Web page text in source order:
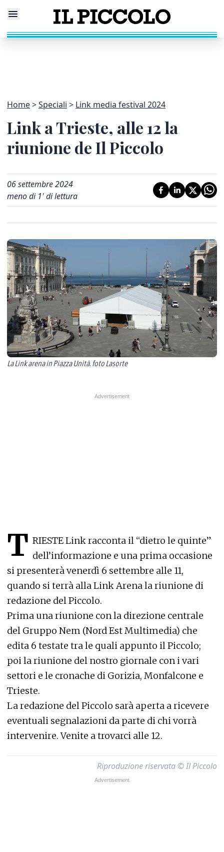
Home Speciali Link media festival 2024
Link a Trieste, alle 12 la
riunione de Il Piccolo
06 settembre 2024
meno di 1' di lettura
La Link arena in Piazza Unità. foto Lasorte
T RIESTELink racconta il “dietro le quinte”
dell’informazione e una prima occasione
si presenterà venerdì 6 settembre alle 11,
quando si terrà alla Link Arena la riunione di
redazione del Piccolo.
Prima una riunione con la direzione centrale
del Gruppo Nem (Nord Est Multimedia) che
edita 6 testate tra le quali appunto il Piccolo;
poi la riunione del nostro giornale con i vari
settori e le cronache di Gorizia, Monfalcone e
Trieste.
La redazione del Piccolo sarà aperta a ricevere
eventuali segnalazioni da parte di chi vorrà
intervenire. Venite a trovarci alle 12.
Riproduzione riservata © Il Piccolo